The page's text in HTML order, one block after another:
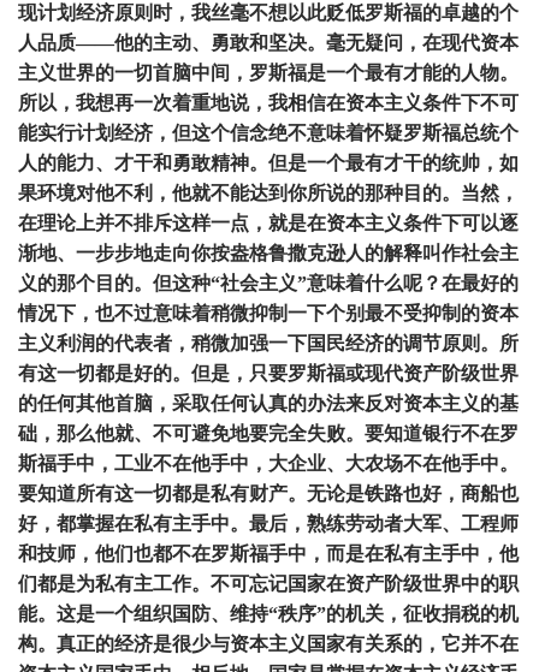
现计划经济原则时，我丝毫不想以此贬低罗斯福的卓越的个
人品质——他的主动、勇敢和坚决。毫无疑问，在现代资本
主义世界的一切首脑中间，罗斯福是一个最有才能的人物。
所以，我想再一次着重地说，我相信在资本主义条件下不可
能实行计划经济，但这个信念绝不意味着怀疑罗斯福总统个
人的能力、才干和勇敢精神。但是一个最有才干的统帅，如
果环境对他不利，他就不能达到你所说的那种目的。当然，
在理论上并不排斥这样一点，就是在资本主义条件下可以逐
渐地、一步步地走向你按盎格鲁撒克逊人的解释叫作社会主
义的那个目的。但这种“社会主义”意味着什么呢？在最好的
情况下，也不过意味着稍微抑制一下个别最不受抑制的资本
主义利润的代表者，稍微加强一下国民经济的调节原则。所
有这一切都是好的。但是，只要罗斯福或现代资产阶级世界
的任何其他首脑，采取任何认真的办法来反对资本主义的基
础，那么他就、不可避免地要完全失败。要知道银行不在罗
斯福手中，工业不在他手中，大企业、大农场不在他手中。
要知道所有这一切都是私有财产。无论是铁路也好，商船也
好，都掌握在私有主手中。最后，熟练劳动者大军、工程师
和技师，他们也都不在罗斯福手中，而是在私有主手中，他
们都是为私有主工作。不可忘记国家在资产阶级世界中的职
能。这是一个组织国防、维持“秩序”的机关，征收捐税的机
构。真正的经济是很少与资本主义国家有关系的，它并不在